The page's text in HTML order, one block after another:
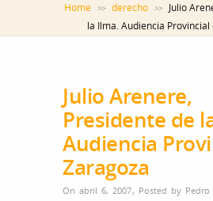
Home >> derecho >>
Julio
la Ilma. Audiencia Provincial
Julio Arenere,
Presidente de
Audiencia
Zaragoza
On abril 6, 2007, Posted by Pedro